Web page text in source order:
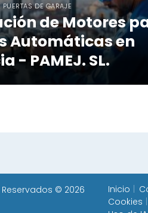
DE GARAJE
de Motores
Automáticas en
- PAMEJ. SL.
© 2026 Inicio
Cookies